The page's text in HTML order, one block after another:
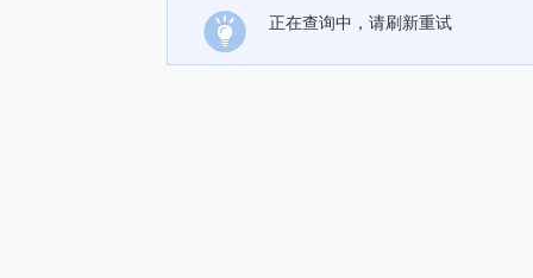
正在查询中，请刷新重试